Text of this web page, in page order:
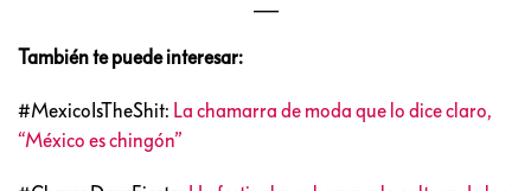
También te puede interesar:
#MexicoIsTheShit: La chamarra de moda que lo dice claro,
“México es chingón”